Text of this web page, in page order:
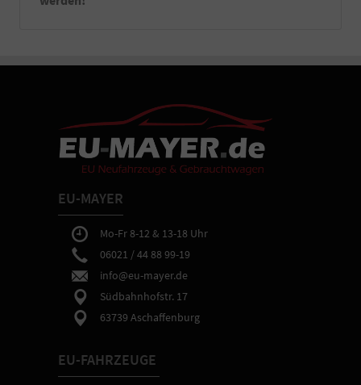
erhalten
bei
Abholung
in
Aschaffenburg
sowie
Fahrzeugtechnik.
EU-MAYER
Mo-Fr 8-12 & 13-18 Uhr
06021 / 44 88 99-19
info@eu-mayer.de
Südbahnhofstr. 17
63739 Aschaffenburg
EU-FAHRZEUGE